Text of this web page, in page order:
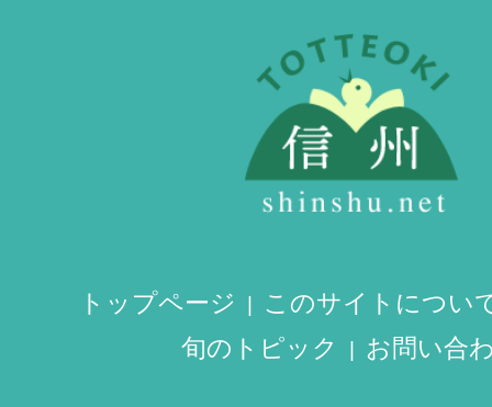
トップページ
このサイトについ
旬のトピック
お問い合